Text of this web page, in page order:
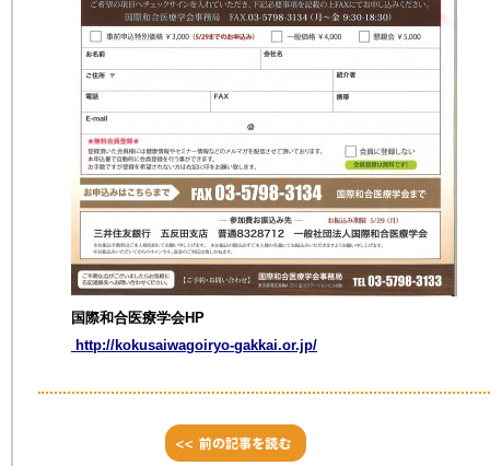
国際和合医療学会HP
http://kokusaiwagoiryo-gakkai.or.jp/